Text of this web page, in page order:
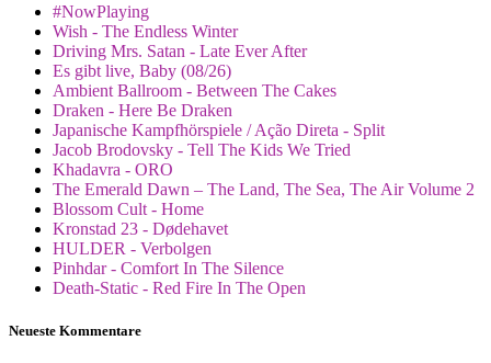
#NowPlaying
Wish - The Endless Winter
Driving Mrs. Satan - Late Ever After
Es gibt live, Baby (08/26)
Ambient Ballroom - Between The Cakes
Draken - Here Be Draken
Japanische Kampfhörspiele / Ação Direta - Split
Jacob Brodovsky - Tell The Kids We Tried
Khadavra - ORO
The Emerald Dawn – The Land, The Sea, The Air Volume 2
Blossom Cult - Home
Kronstad 23 - Dødehavet
HULDER - Verbolgen
Pinhdar - Comfort In The Silence
Death-Static - Red Fire In The Open
Neueste Kommentare